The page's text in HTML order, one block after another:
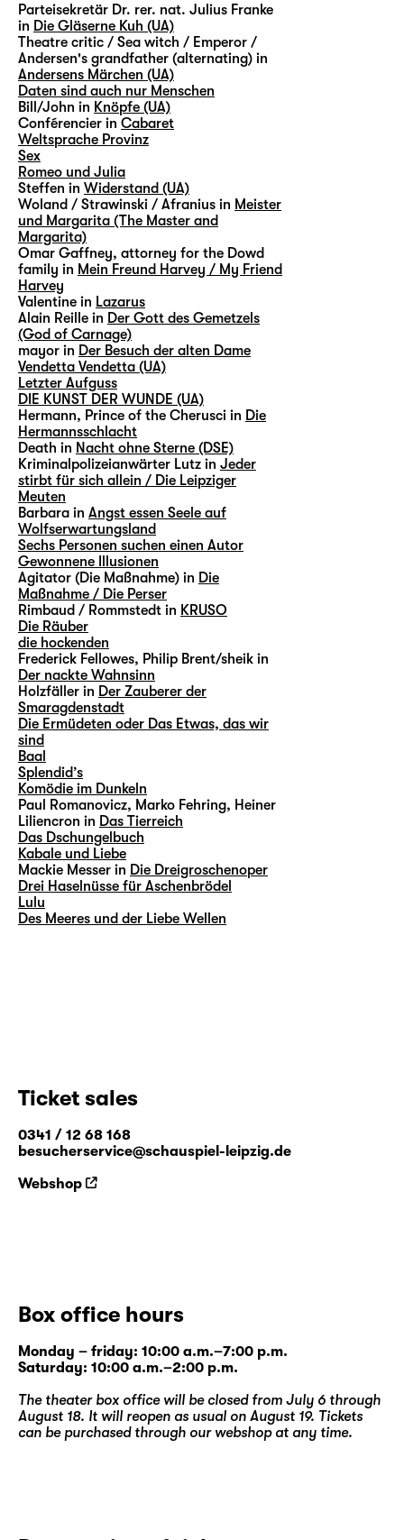
Parteisekretär Dr. rer. nat. Julius Franke
in Die Gläserne Kuh (UA)
Theatre critic / Sea witch / Emperor /
Andersen's grandfather (alternating) in
Andersens Märchen (UA)
Daten sind auch nur Menschen
Bill/John in Knöpfe (UA)
Conférencier in Cabaret
Weltsprache Provinz
Sex
Romeo und Julia
Steffen in Widerstand (UA)
Woland / Strawinski / Afranius in Meister
und Margarita (The Master and
Margarita)
Omar Gaffney, attorney for the Dowd
family in Mein Freund Harvey / My Friend
Harvey
Valentine in Lazarus
Alain Reille in Der Gott des Gemetzels
(God of Carnage)
mayor in Der Besuch der alten Dame
Vendetta Vendetta (UA)
Letzter Aufguss
DIE KUNST DER WUNDE (UA)
Hermann, Prince of the Cherusci in Die
Hermannsschlacht
Death in Nacht ohne Sterne (DSE)
Kriminalpolizeianwärter Lutz in Jeder
stirbt für sich allein / Die Leipziger
Meuten
Barbara in Angst essen Seele auf
Wolfserwartungsland
Sechs Personen suchen einen Autor
Gewonnene Illusionen
Agitator (Die Maßnahme) in Die
Maßnahme / Die Perser
Rimbaud / Rommstedt in KRUSO
Die Räuber
die hockenden
Frederick Fellowes, Philip Brent/sheik in
Der nackte Wahnsinn
Holzfäller in Der Zauberer der
Smaragdenstadt
Die Ermüdeten oder Das Etwas, das wir
sind
Baal
Splendid’s
Komödie im Dunkeln
Paul Romanovicz, Marko Fehring, Heiner
Liliencron in Das Tierreich
Das Dschungelbuch
Kabale und Liebe
Mackie Messer in Die Dreigroschenoper
Drei Haselnüsse für Aschenbrödel
Lulu
Des Meeres und der Liebe Wellen
Ticket sales
0341 / 12 68 168
besucherservice@schauspiel-leipzig.de
Webshop
Box office hours
Monday – friday: 10:00 a.m.–7:00 p.m.
Saturday: 10:00 a.m.–2:00 p.m.
The theater box office will be closed from July 6 through
August 18. It will reopen as usual on August 19. Tickets
can be purchased through our webshopat any time.